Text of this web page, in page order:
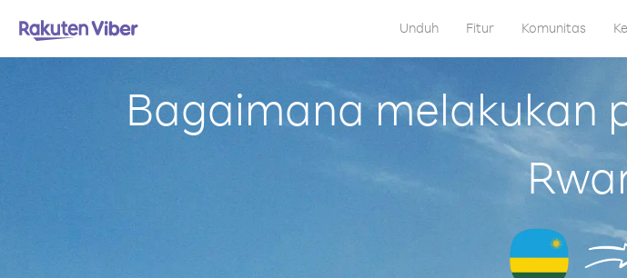
Unduh Fitur Komunitas
Bagaimana melakukan